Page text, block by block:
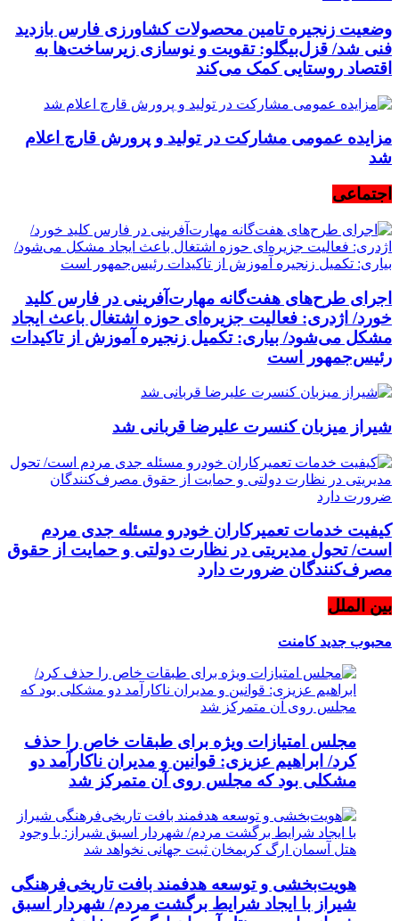
وضعیت زنجیره تامین محصولات کشاورزی فارس بازدید
فنی شد/ قزل‌بیگلو: تقویت و نوسازی زیرساخت‌ها به
اقتصاد روستایی کمک می‌کند
مزایده عمومی مشارکت در تولید و پرورش قارچ اعلام
شد
اجتماعی
اجرای طرح‌های هفت‌گانه مهارت‌آفرینی در فارس کلید
خورد/ اژدری: فعالیت جزیره‌‌ای حوزه اشتغال باعث ایجاد
مشکل می‌شود/ بیاری: تکمیل زنجیره آموزش از تاکیدات
رئیس‌جمهور است
شیراز میزبان کنسرت علیرضا قربانی شد
کیفیت خدمات تعمیرکاران خودرو مسئله جدی مردم
است/ تحول مدیریتی در نظارت دولتی و حمایت از حقوق
مصرف‌کنندگان ضرورت دارد
بین الملل
محبوب جدیدکامنت
مجلس امتیازات ویژه برای طبقات خاص را حذف
کرد/ ابراهیم عزیزی: قوانین و مدیران ناکارآمد دو
مشکلی بود که مجلس روی آن متمرکز شد
هویت‌بخشی و توسعه هدفمند بافت تاریخی‌فرهنگی
شیراز با ایجاد شرایط برگشت مردم/ شهردار اسبق